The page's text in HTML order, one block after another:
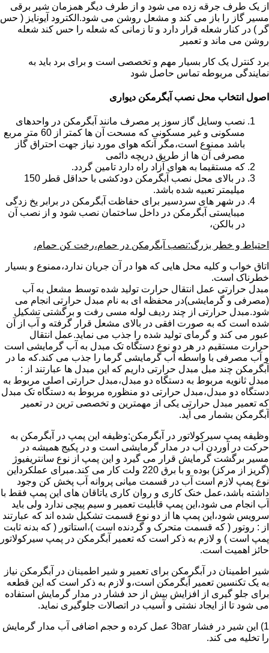
از یک طرف جرقه زده می شود و از طرف دیگر همزمان شیر برقی
مسیر گاز را باز می کند و مشعل روشن می شود.الکترود آیونایز ( حس
گر ) در کنار شعله قرار دارد و تا زمانی که شعله را حس کند شعله
روشن می ماند و تعمیر
برد کنترل یک کار بسیار مهم و تخصصی است و برای برد باید به
نمایندگی مربوطه تماس حاصل شود
اصول انتخاب محل نصب آبگرمکن دیواری
نصب وسایل گاز سوز پر مصرف مانند آبگرمکن در واحدهای
مسکونی و غیر مسکونی که مسحت آن ها کمتر از 60 متر مربع
باشد ممنوع است،مگر آنکه هوای مورد نیاز جهت احتراق گاز
مصرفی آن ها از طریق دریچه دائمی
که مستقیما به هوای آزاد راه دارد تامین گردد.
در بالای محل نصب آبگرمکن دودکشی با حداقل قطر 150
میلیمتر تعبیه شده باشد.
در شهر های سردسیر برای حفاظت آبگرمکن در برابر یخ زدگی
میبایستی آبگرمکن در داخل ساختمان نصب شود و از نصب آن
در بالکن،
احتیاط و خطر بزرگ:نصب آبگرمکن در حمام،رخت کن حمام،
اتاق خواب و کلیه محل هایی که هوا در آن جریان ندارد،ممنوع و بسیار
خطرناک است.
مبدل حرارتی عمل انتقال حرارت تولید شده توسط مشعل به آب
(مصرفی و گرمایشی)در محفظه ای به نام مبدل حرارتی انجام می
شود.مبدل حرارتی از چند ردیف لوله مسی رفت و برگشتی تشکیل
شده است که به صورت افقی در بالای مشعل قرار گرفته و آب از آن
عبور می کند و گرمای تولید شده را جذب می نماید.عمل انتقال
حرارت مستقیم در هر دو نوع دستگاه تک مبدل به آب گرمایشی است
و آب مصرفی با واسطه آب گرمایشی گرما را جذب می کند.که ما در
آبگرمکن چند مبل مبدل حرارتی داریم که این مبدل ها عبارتند از :
مبدل ثانویه مربوط به دستگاه دو مبدل،مبدل حرارتی اصلی مربوط به
دستگاه دو مبدل،مبدل حرارتی دو منظوره مربوط به دستگاه تک مبدل
که تعمیر مبدل حرارتی یکی از مهمترین و تخصصی ترین در تعمیر
آبگرمکن بشمار می آید.
وظیفه پمپ سیرکولاتور در آبگرمکن:وظیفه این پمپ در آبگرمکن به
حرکت در آوردن آب در مدار گرمایشی است و در پکیج همیشه در
مسیر برگشت گرمایش قرار می گیرد و این پمپ از نوع سانتریفیوژ
(گریز از مرکز) بوده و با برق 220 ولت کار می کند.مبرای عملکرداین
نوع پمپ لازم است آب در قسمت میانی پروانه آب پخش کن وجود
داشته باشد،عمل خنک کاری و روان کاری یاتاقان های این پمپ فقط با
آب انجام می شود،این پمپ قابلیت تعمیر و سیم پیچی ندارد ولی باید
سرویس شود،این پمپ ها از دو نوع قسمت تشکیل شده اند که عبارتند
از : روتور ( که قسمت متحرک و گردنده است )،استاتور ( که بدنه ثابت
پمپ است ) و لازم به ذکر است که تعمیر آبگرمکن در پمپ سیرکولاتور
حائز اهمیت است.
شیر اطمینان در آبگرمکن برای تعمیر و شیر اطمینان در آبگرمکن نیاز
به یک تکنسین تعمیر آبگرمکن است،و لازم به ذکر است که این قطعه
برای جلو گیری از افزایش بیش از حد فشار در مدار گرمایش استفاده
می شود تا از ایجاد نشتی و آسیب در اتصالات جلوگیری نماید.
1) این شیر در فشار 3bar عمل کرده و حجم اضافی آب مدار گرمایش
را تخلیه می کند.